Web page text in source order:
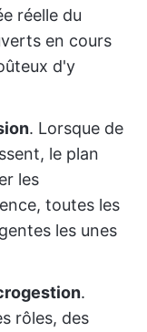
réelle du
en cours
d'y
. Lorsque de
le plan
les
toutes les
les unes
.
rôles, des